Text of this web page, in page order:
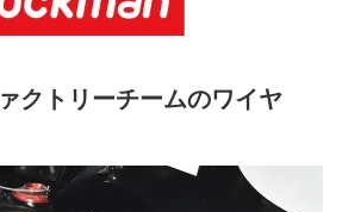
クトリーチームのワイヤ